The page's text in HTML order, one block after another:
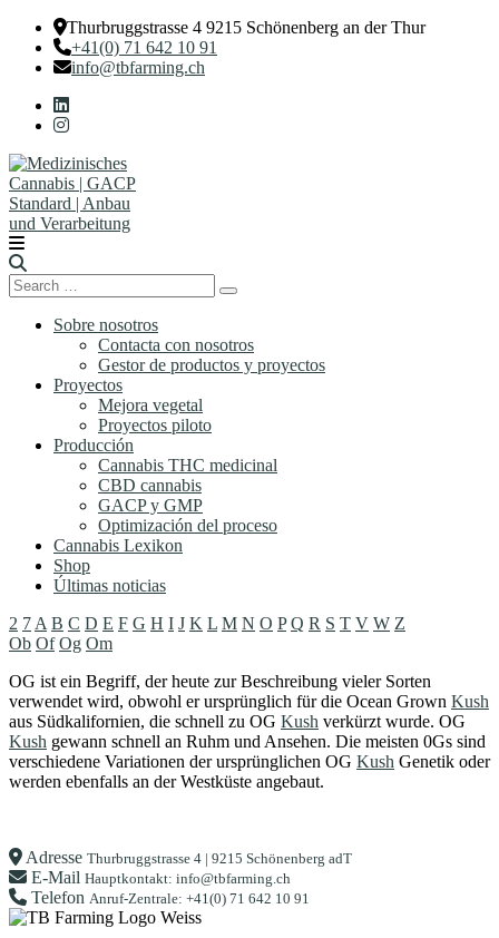
Thurbruggstrasse 4 9215 Schönenberg an der Thur
+41(0) 71 642 10 91
info@tbfarming.ch
Search
for:
Search
Sobre nosotros
Contacta con nosotros
Gestor de productos y proyectos
Proyectos
Mejora vegetal
Proyectos piloto
Producción
Cannabis THC medicinal
CBD cannabis
GACP y GMP
Optimización del proceso
Cannabis Lexikon
Shop
Últimas noticias
2 7 A B C D E F G H I J K L M N O P Q R S T V W Z
Ob Of Og Om
OG ist ein Begriff, der heute zur Beschreibung vieler Sorten
verwendet wird, obwohl er ursprünglich für die Ocean Grown Kush
aus Südkalifornien, die schnell zu OG Kush verkürzt wurde. OG
Kush gewann schnell an Ruhm und Ansehen. Die meisten 0Gs sind
verschiedene Variationen der ursprünglichen OG Kush Genetik oder
werden ebenfalls an der Westküste angebaut.
Adresse Thurbruggstrasse 4 | 9215 Schönenberg adT
E-Mail Hauptkontakt: info@tbfarming.ch
Telefon Anruf-Zentrale: +41(0) 71 642 10 91